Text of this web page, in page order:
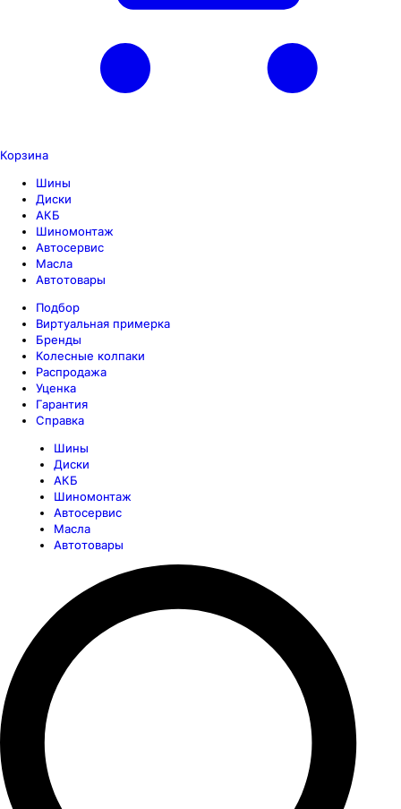
Корзина
Шины
Диски
АКБ
Шиномонтаж
Автосервис
Масла
Автотовары
Подбор
Виртуальная примерка
Бренды
Колесные колпаки
Распродажа
Уценка
Гарантия
Справка
Шины
Диски
АКБ
Шиномонтаж
Автосервис
Масла
Автотовары